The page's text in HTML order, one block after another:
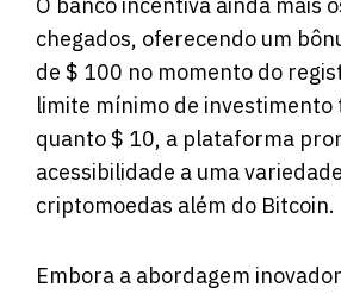
chegados, oferecendo um
de $ 100 no momento do
limite mínimo de investimento
quanto $ 10, a plataforma
acessibilidade a uma
criptomoedas além do Bitcoin.
Embora a abordagem